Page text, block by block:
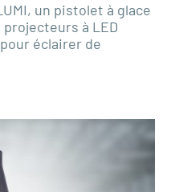
un pistolet à glace
à LED
éclairer de